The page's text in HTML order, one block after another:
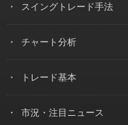
スイングトレード手法
チャート分析
トレード基本
市況・注目ニュース